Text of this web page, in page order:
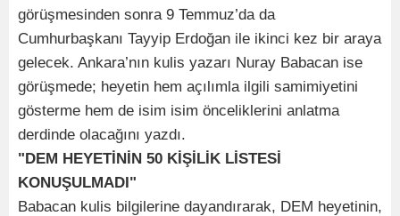
görüşmesinden sonra 9 Temmuz’da da
Cumhurbaşkanı Tayyip Erdoğan ile ikinci kez bir araya
gelecek. Ankara’nın kulis yazarı Nuray Babacan ise
görüşmede; heyetin hem açılımla ilgili samimiyetini
gösterme hem de isim isim önceliklerini anlatma
derdinde olacağını yazdı.
"DEM HEYETİNİN 50 KİŞİLİK LİSTESİ
KONUŞULMADI"
Babacan kulis bilgilerine dayandırarak, DEM heyetinin,